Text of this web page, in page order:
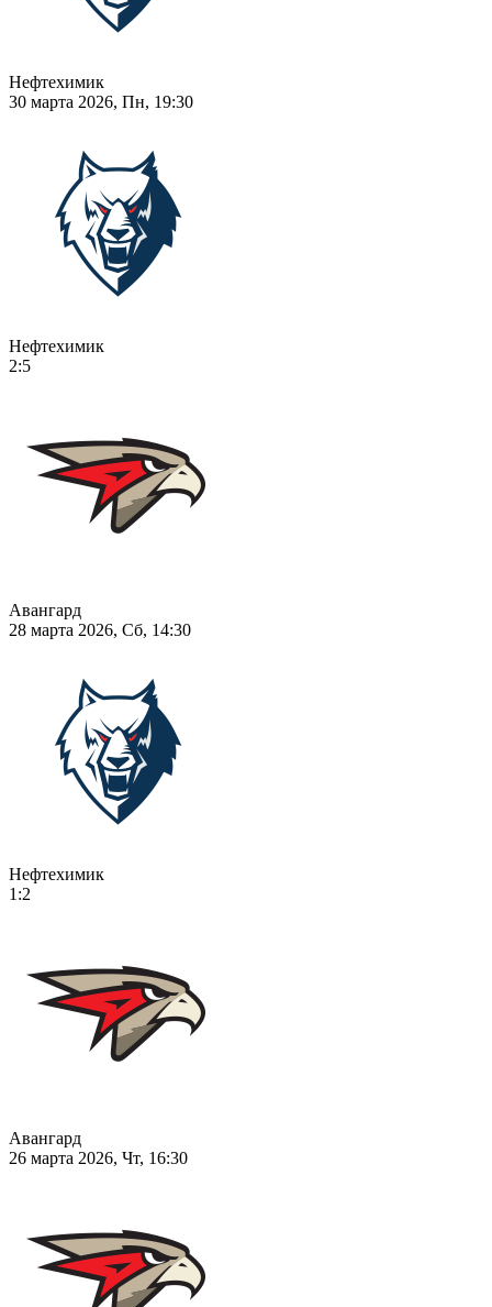
Нефтехимик
30 марта 2026, Пн, 19:30
Нефтехимик
2:5
Авангард
28 марта 2026, Сб, 14:30
Нефтехимик
1:2
Авангард
26 марта 2026, Чт, 16:30